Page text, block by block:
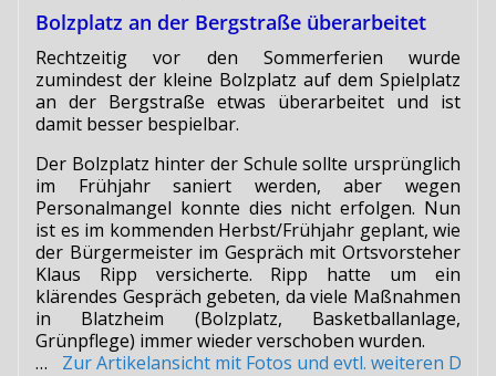
Bolzplatz an der Bergstraße überarbeitet
Rechtzeitig vor den Sommerferien wurde
zumindest der kleine Bolzplatz auf dem Spielplatz
an der Bergstraße etwas überarbeitet und ist
damit besser bespielbar.
Der Bolzplatz hinter der Schule sollte ursprünglich
im Frühjahr saniert werden, aber wegen
Personalmangel konnte dies nicht erfolgen. Nun
ist es im kommenden Herbst/Frühjahr geplant, wie
der Bürgermeister im Gespräch mit Ortsvorsteher
Klaus Ripp versicherte. Ripp hatte um ein
klärendes Gespräch gebeten, da viele Maßnahmen
in Blatzheim (Bolzplatz, Basketballanlage,
Grünpflege) immer wieder verschoben wurden.
…Zur Artikelansicht mit Fotos und evtl. weiteren